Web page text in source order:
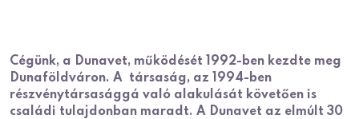
Cégünk, a Dunavet, működését 1992-ben kezdte meg
Dunaföldváron. A társaság, az 1994-ben
részvénytársasággá való alakulását követően is
családi tulajdonban maradt. A Dunavet az elmúlt 30